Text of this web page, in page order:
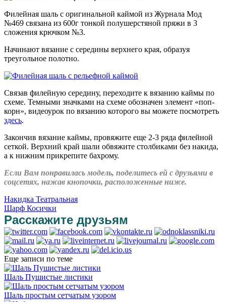
Филейная шаль с оригинальной каймой из Журнала Мод
№469 связана из 600г тонкой полушерстяной пряжи в 3
сложения крючком №3.
Начинают вязание с середины верхнего края, образуя
треугольное полотно.
Связав филейную середину, переходите к вязанию каймы по
схеме. Темными значками на схеме обозначен элемент «поп-
корн», видеоурок по вязанию которого вы можете посмотреть
здесь.
Закончив вязание каймы, провяжите еще 2-3 ряда филейной
сеткой. Верхний край шали обвяжите столбиками без накида,
а к нижним прикрепите бахрому.
Если Вам понравилась модель, поделитесь ей с друзьями в
соцсетях, нажав кнопочки, расположенные ниже.
Накидка Театральная
Шарф Косички
Расскажите друзьям
Еще записи по теме
Шаль Пушистые листики
Шаль простым сетчатым узором